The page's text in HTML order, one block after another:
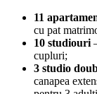
11
cu pat
10 studiouri
cupluri;
3 studio
canapea